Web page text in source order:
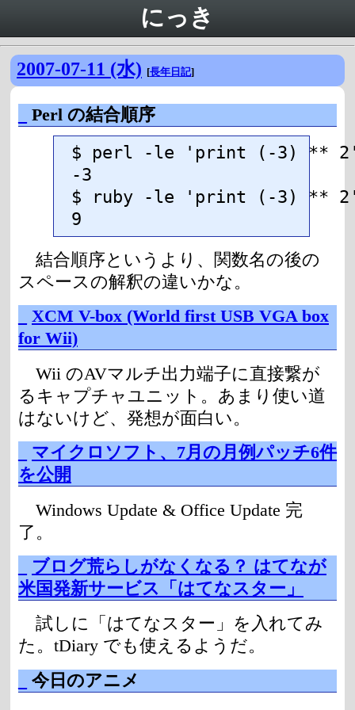
にっき
2007-07-11 (水) [長年日記]
Perl の結合順序
$ perl -le 'print (-3) **
-3
$ ruby -le 'print (-3) **
9
結合順序というより、関数名の後の
スペースの解釈の違いかな。
XCM V-box (World first USB VGA box
for Wii)
Wii のAVマルチ出力端子に直接繋が
るキャプチャユニット。あまり使い道
はないけど、発想が面白い。
マイクロソフト、7月の月例パッチ6件
を公開
Windows Update & Office Update 完
了。
ブログ荒らしがなくなる？ はてなが
米国発新サービス「はてなスター」
試しに「はてなスター」を入れてみ
た。tDiary でも使えるようだ。
今日のアニメ